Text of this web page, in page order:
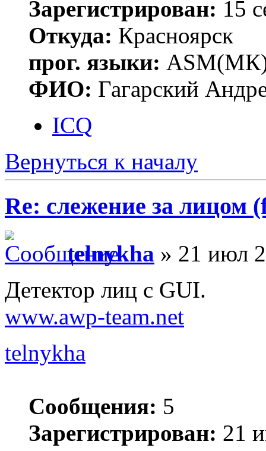
Зарегистрирован: 15
Откуда: Красноярск
прог. языки:
ФИО: Гагарский
ICQ
Вернуться к началу
Re: слежение за лицом
telnykha » 21 июл
Детектор лиц с GUI.
www.awp-team.net
telnykha
Сообщения: 5
Зарегистрирован: 21